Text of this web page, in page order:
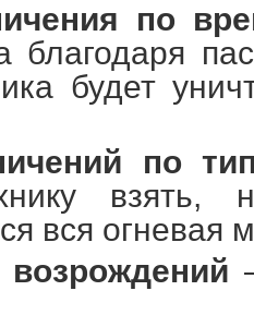
по
благодаря
будет
по
вся огневая
возрождений